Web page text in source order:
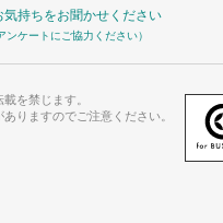
気持ちをお聞かせください
ンケートにご協力ください）
を禁じます。
りますのでご注意ください。